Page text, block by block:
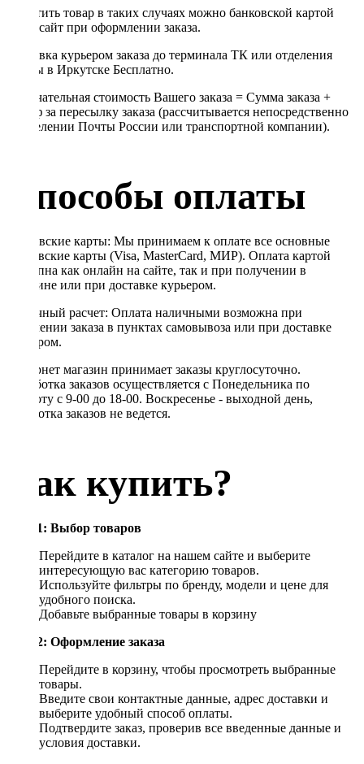
Оплатить товар в таких случаях можно банковской картой
через сайт при оформлении заказа.
Доставка курьером заказа до терминала ТК или отделения
Почты в Иркутске Бесплатно.
Окончательная стоимость Вашего заказа = Сумма заказа +
Тариф за пересылку заказа (рассчитывается непосредственно
в отделении Почты России или транспортной компании).
Способы оплаты
Банковские карты: Мы принимаем к оплате все основные
банковские карты (Visa, MasterCard, МИР). Оплата картой
доступна как онлайн на сайте, так и при получении в
магазине или при доставке курьером.
Наличный расчет: Оплата наличными возможна при
получении заказа в пунктах самовывоза или при доставке
курьером.
Интернет магазин принимает заказы круглосуточно.
Обработка заказов осуществляется с Понедельника по
Субботу с 9-00 до 18-00. Воскресенье - выходной день,
обработка заказов не ведется.
Как купить?
Шаг 1: Выбор товаров
Перейдите в каталог на нашем сайте и выберите
интересующую вас категорию товаров.
Используйте фильтры по бренду, модели и цене для
удобного поиска.
Добавьте выбранные товары в корзину
Шаг 2: Оформление заказа
Перейдите в корзину, чтобы просмотреть выбранные
товары.
Введите свои контактные данные, адрес доставки и
выберите удобный способ оплаты.
Подтвердите заказ, проверив все введенные данные и
условия доставки.